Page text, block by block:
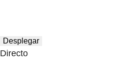
Desplegar
Directo